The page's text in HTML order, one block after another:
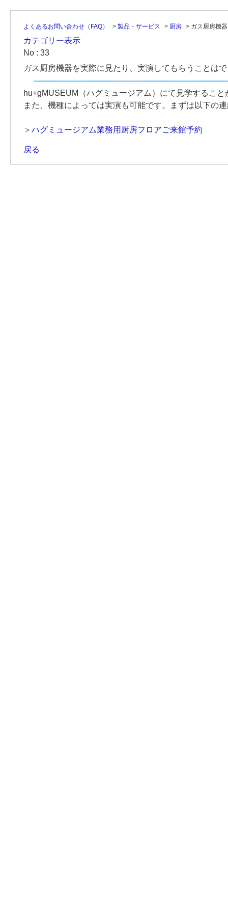
よくあるお問い合わせ（FAQ） > 製品・サービス > 厨房 > ガス厨房機
カテゴリー表示
No : 33
ガス厨房機器を実際に見たり、実演してもらうことは
hu+gMUSEUM（ハグミュージアム）にて見学すること
また、機種によっては実演も可能です。まずは以下の
＞ ハグミュージアム業務用厨房フロアご来館予約
戻る